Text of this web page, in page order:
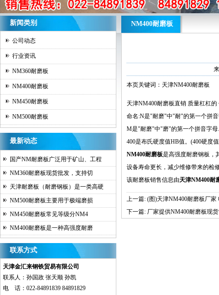
新闻类别
公司动态
行业资讯
NM360耐磨板
NM400耐磨板
NM450耐磨板
NM500耐磨板
最新动态
国产NM耐磨板广泛用于矿山、工程
NM360耐磨板现货批发，支持切
天津耐磨板（耐磨钢板）是一类高硬
NM500耐磨板主要用于极端磨损
NM450耐磨板常见等级分NM4
NM400耐磨板是一种高强度耐磨
联系方式
天津金汇来钢铁贸易有限公司
联系人：孙国政 张天顺 孙凯
电 话：022-84891839 84891829
NM400耐磨板
本页关键词：天津NM400耐磨板
天津NM400耐磨板直销 质量杠杠的
命名:N是"耐磨"中"耐"的第一个拼
M是"耐磨"中"磨"的第一个拼音字母.
400是布氏硬度值HB值。(400硬度
NM400耐磨板是高强度耐磨钢板，
设备寿命更长，减少维修带来的检
该耐磨板销售信息由天津NM400耐
上一篇: (图)天津NM400耐磨板厂家
下一篇: 厂家提供NM400耐磨板现